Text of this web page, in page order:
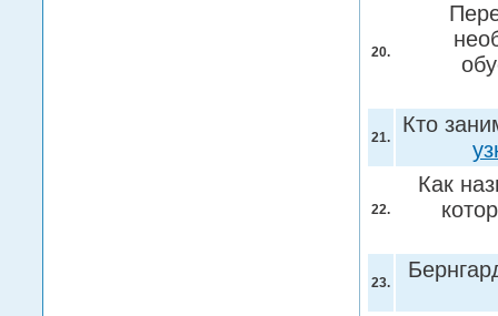
20.
21.
Кто
22.
Как
23.